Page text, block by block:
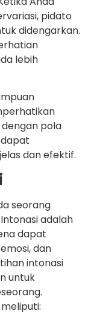
pidato
didengarkan.
lebih
pola
dan efektif.
seorang
adalah
dapat
dan
intonasi
untuk